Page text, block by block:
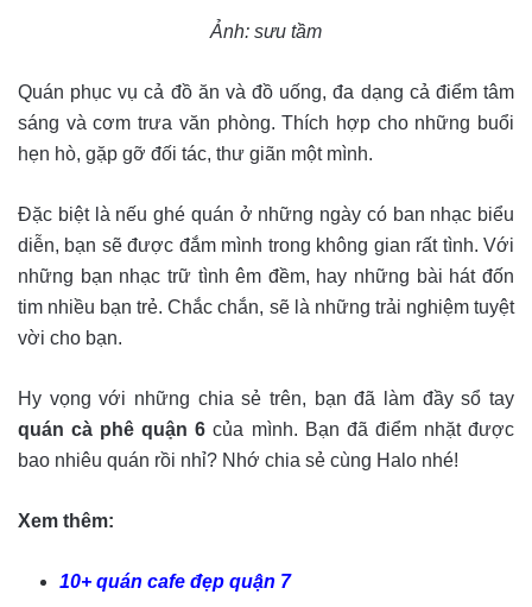
Ảnh: sưu tầm
Quán phục vụ cả đồ ăn và đồ uống, đa dạng cả điểm tâm
sáng và cơm trưa văn phòng. Thích hợp cho những buổi
hẹn hò, gặp gỡ đối tác, thư giãn một mình.
Đặc biệt là nếu ghé quán ở những ngày có ban nhạc biểu
diễn, bạn sẽ được đắm mình trong không gian rất tình. Với
những bạn nhạc trữ tình êm đềm, hay những bài hát đốn
tim nhiều bạn trẻ. Chắc chắn, sẽ là những trải nghiệm tuyệt
vời cho bạn.
Hy vọng với những chia sẻ trên, bạn đã làm đầy sổ tay
quán cà phê quận 6 của mình. Bạn đã điểm nhặt được
bao nhiêu quán rồi nhỉ? Nhớ chia sẻ cùng Halo nhé!
Xem thêm:
10+ quán cafe đẹp quận 7